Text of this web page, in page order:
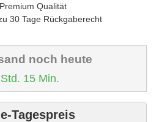
Qualität
30 Tage Rückgaberecht
noch heute
15 Min.
Tagespreis